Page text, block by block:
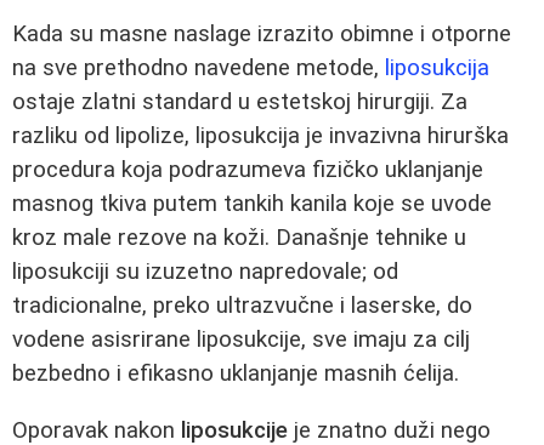
Kada su masne naslage izrazito obimne i otporne
na sve prethodno navedene metode, liposukcija
ostaje zlatni standard u estetskoj hirurgiji. Za
razliku od lipolize, liposukcija je invazivna hirurška
procedura koja podrazumeva fizičko uklanjanje
masnog tkiva putem tankih kanila koje se uvode
kroz male rezove na koži. Današnje tehnike u
liposukciji su izuzetno napredovale; od
tradicionalne, preko ultrazvučne i laserske, do
vodene asisrirane liposukcije, sve imaju za cilj
bezbedno i efikasno uklanjanje masnih ćelija.
Oporavak nakon liposukcije je znatno duži nego